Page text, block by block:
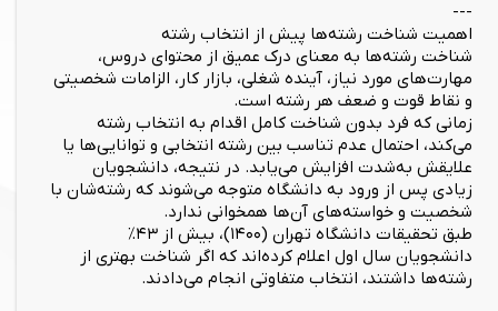
---
اهمیت شناخت رشته‌ها پیش از انتخاب رشته
شناخت رشته‌ها به معنای درک عمیق از محتوای دروس،
مهارت‌های مورد نیاز، آینده شغلی، بازار کار، الزامات شخصیتی
و نقاط قوت و ضعف هر رشته است.
زمانی که فرد بدون شناخت کامل اقدام به انتخاب رشته
می‌کند، احتمال عدم تناسب بین رشته انتخابی و توانایی‌ها یا
علایقش به‌شدت افزایش می‌یابد. در نتیجه، دانشجویان
زیادی پس از ورود به دانشگاه متوجه می‌شوند که رشته‌شان با
شخصیت و خواسته‌های آن‌ها همخوانی ندارد.
طبق تحقیقات دانشگاه تهران (۱۴۰۰)، بیش از ۴۳٪
دانشجویان سال اول اعلام کرده‌اند که اگر شناخت بهتری از
رشته‌ها داشتند، انتخاب متفاوتی انجام می‌دادند.